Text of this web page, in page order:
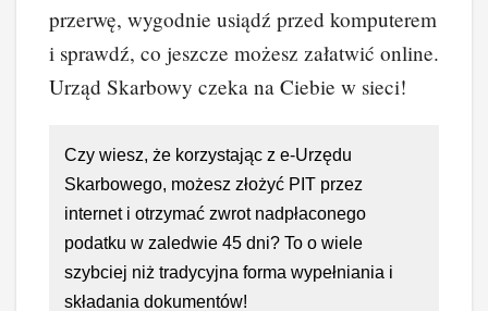
przerwę, wygodnie usiądź przed komputerem
i sprawdź, co jeszcze możesz załatwić online.
Urząd Skarbowy czeka na Ciebie w sieci!
Czy wiesz, że korzystając z e-Urzędu
Skarbowego, możesz złożyć PIT przez
internet i otrzymać zwrot nadpłaconego
podatku w zaledwie 45 dni? To o wiele
szybciej niż tradycyjna forma wypełniania i
składania dokumentów!